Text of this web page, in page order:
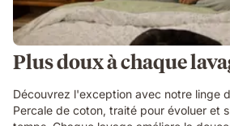
Plus doux à chaque
Découvrez l'exception avec notre linge
Percale de coton, traité pour évoluer et